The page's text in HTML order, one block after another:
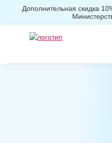
Дополнительная скидка